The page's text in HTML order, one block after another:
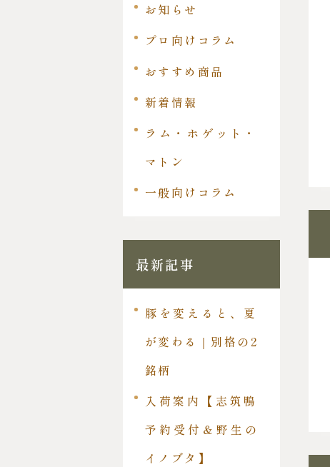
お知らせ
プロ向けコラム
おすすめ商品
新着情報
ラム・ホゲット・
マトン
一般向けコラム
最新記事
豚を変えると、夏
が変わる｜別格の2
銘柄
入荷案内【志筑鴨
予約受付＆野生の
イノブタ】